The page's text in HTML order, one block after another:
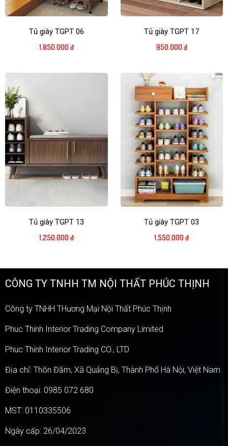
Tủ giày TGPT 06
1.850.000 đ
Tủ giày TGPT 17
950.000 đ
Tủ giày TGPT 13
1.250.000 đ
Tủ giày TGPT 03
1.550.000 đ
CÔNG TY TNHH TM NỘI THẤT PHÚC THỊNH
Công ty TNHH THương Mại Nội Thất Phúc Thịnh
Phuc Thinh Interior Trading Company Limited
Phuc Thinh Interior Trading CO., LTD
Địa chỉ: Thôn Đầm, Xã Quảng Bị, Thành Phố Hà Nội, Việt Nam
Điện thoại: 0985 072 680
MST: 0110335506
Ngày cấp: 26/04/2023